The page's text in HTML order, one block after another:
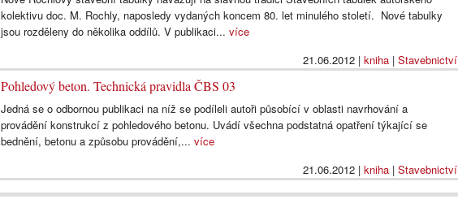
kolektivu doc. M. Rochly, naposledy vydaných koncem 80. let minulého století. Nové tabulky
jsou rozděleny do několika oddílů. V publikaci...více
21.06.2012| kniha| Stavebnictví
Pohledový beton. Technická pravidla ČBS 03
Jedná se o odbornou publikaci na níž se podíleli autoři působící v oblasti navrhování a
provádění konstrukcí z pohledového betonu. Uvádí všechna podstatná opatření týkající se
bednění, betonu a způsobu provádění,...více
21.06.2012| kniha| Stavebnictví